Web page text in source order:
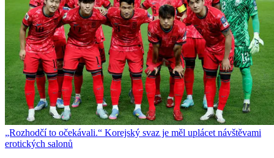
„Rozhodčí to očekávali.“ Korejský svaz je měl uplácet návštěvami
erotických salonů